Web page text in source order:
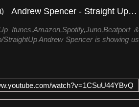
Andrew Spencer - Straight Up (Radio Edit)
Itunes,Amazon,Spotify,Juno,Beatport &
Andrew Spencer is showing us
watch?v=1CSuU44YBvQ